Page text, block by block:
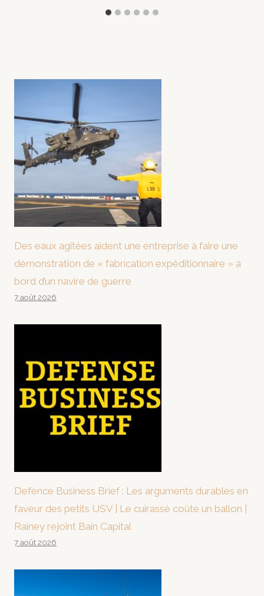
Des eaux agitées aident une entreprise à faire une
démonstration de « fabrication expéditionnaire » à
bord d’un navire de guerre
7 août 2026
Defence Business Brief : Les arguments durables en
faveur des petits USV | Le cuirassé coûte un ballon |
Rainey rejoint Bain Capital
7 août 2026